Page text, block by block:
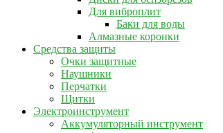
Для виброплит
Баки для воды
Алмазные коронки
Средства защиты
Очки защитные
Наушники
Перчатки
Щитки
Электроинструмент
Аккумуляторный инструмент